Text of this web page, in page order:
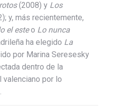
(2008) y Los
y, más recientemente,
el esteo Lo nunca
ha elegido La
por Marina Seresesky
dentro de la
por lo